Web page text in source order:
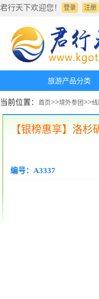
君行天下欢迎您！ 登录 注册
旅游产品分类
当前位置： 首页>>境外参团>>
【银榜惠享】洛
编号：A3337